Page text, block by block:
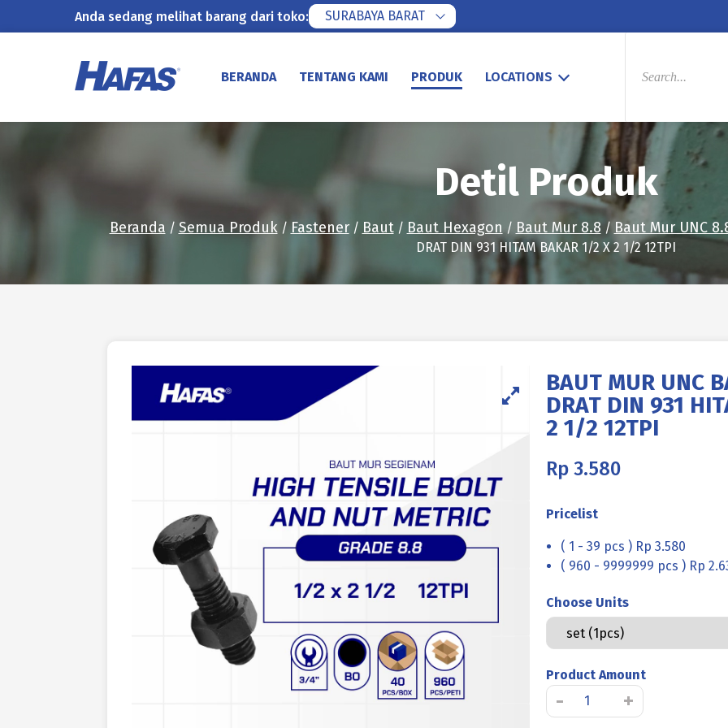
Anda sedang melihat barang dari toko:
SURABAYA BARAT
BERANDA TENTANG KAMI PRODUK LOCATIONS
PRODUCTS
Detil Produk
Beranda / Semua Produk/ Fastener/ Baut/ Baut Hexagon / Baut Mur 8.8 / Baut Mur UNC
DRAT DIN 931 HITAM BAKAR 1/2 X 2 1/2 12TPI
BAUT MUR UNC
DRAT DIN 931
2 1/2 12TPI
Rp 3.580
Pricelist
( 1 - 39 pcs ) Rp 3.580
( 960 - 9999999 pcs ) Rp
Choose Units
Product Amount
-
Kuantitas
BAUT
+